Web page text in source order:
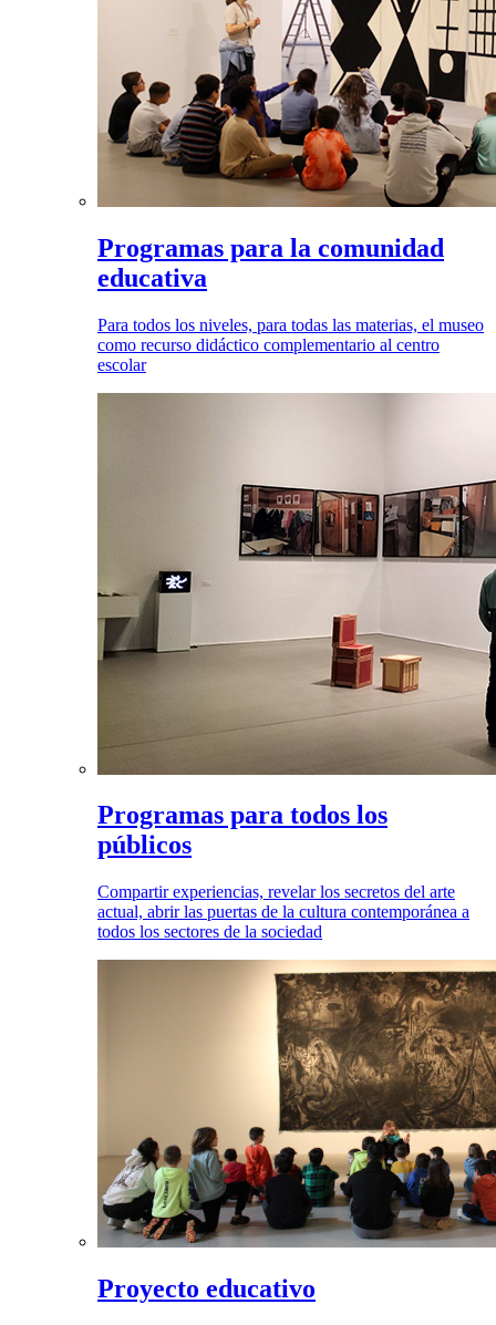
Programas para la comunidad
educativa
Para todos los niveles, para todas las materias, el museo
como recurso didáctico complementario al centro
escolar
Programas para todos los
públicos
Compartir experiencias, revelar los secretos del arte
actual, abrir las puertas de la cultura contemporánea a
todos los sectores de la sociedad
Proyecto educativo